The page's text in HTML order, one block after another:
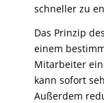
schneller zu
Das Prinzip
einem
Mitarbeiter
kann sofort
Außerdem